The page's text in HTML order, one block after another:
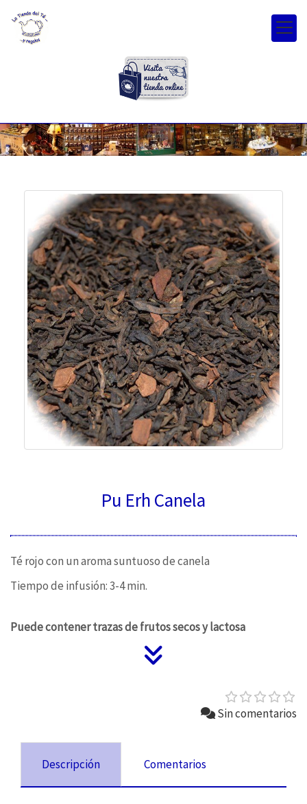
Pu Erh Canela
Té rojo con un aroma suntuoso de canela
Tiempo de infusión: 3-4 min.
Puede contener trazas de frutos secos y lactosa
Sin comentarios
Descripción Comentarios